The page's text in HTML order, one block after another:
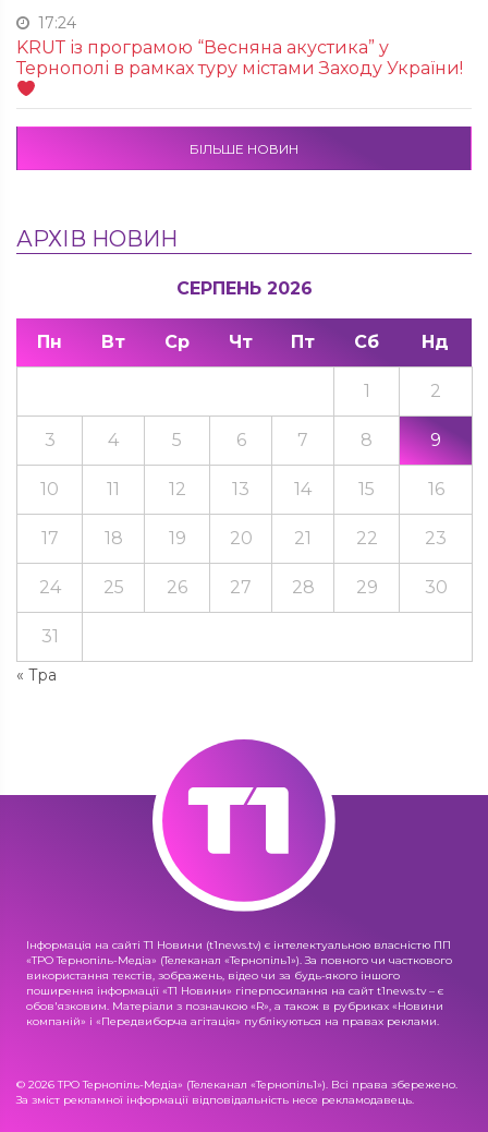
17:24
KRUТ із програмою “Весняна акустика” у
Тернополі в рамках туру містами Заходу України!
БІЛЬШЕ НОВИН
АРХІВ НОВИН
СЕРПЕНЬ 2026
Пн Вт Ср Чт Пт Сб Нд
« Тра
1 2
3 4 5 6 7 8 9
10 11 12 13 14 15 16
17 18 19 20 21 22 23
24 25 26 27 28 29 30
31
Інформація на сайті Т1 Новини (t1news.tv) є інтелектуальною власністю ПП
«ТРО Тернопіль-Медіа» (Телеканал «Тернопіль1»). За повного чи часткового
використання текстів, зображень, відео чи за будь-якого іншого
поширення інформації «Т1 Новини» гіперпосилання на сайт t1news.tv – є
обов'язковим. Матеріали з позначкою «R», а також в рубриках «Новини
компаній» і «Передвиборча агітація» публікуються на правах реклами.
© 2026 ТРО Тернопіль-Медіа» (Телеканал «Тернопіль1»). Всі права збережено.
За зміст рекламної інформації відповідальність несе рекламодавець.